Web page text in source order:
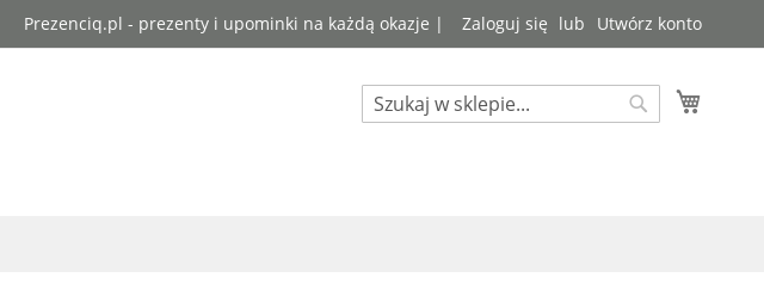
Prezenciq.pl - prezenty i upominki na każdą okazje | Zaloguj się Utwórz konto
Search